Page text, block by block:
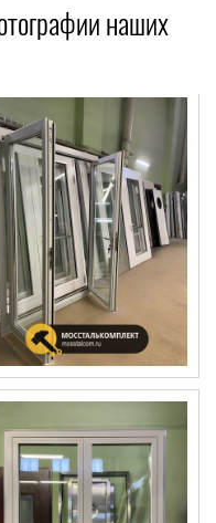
наших